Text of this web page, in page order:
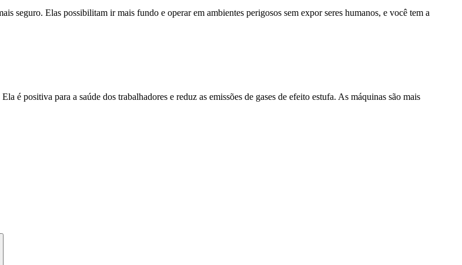
seguro. Elas possibilitam ir mais fundo e operar em ambientes perigosos sem expor seres humanos, e você tem a
é positiva para a saúde dos trabalhadores e reduz as emissões de gases de efeito estufa. As máquinas são mais